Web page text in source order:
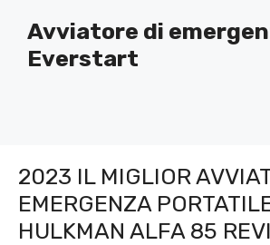
contenuto
Avviatore di
Everstart
2023 IL MIGLIOR
EMERGENZA
HULKMAN ALFA 85